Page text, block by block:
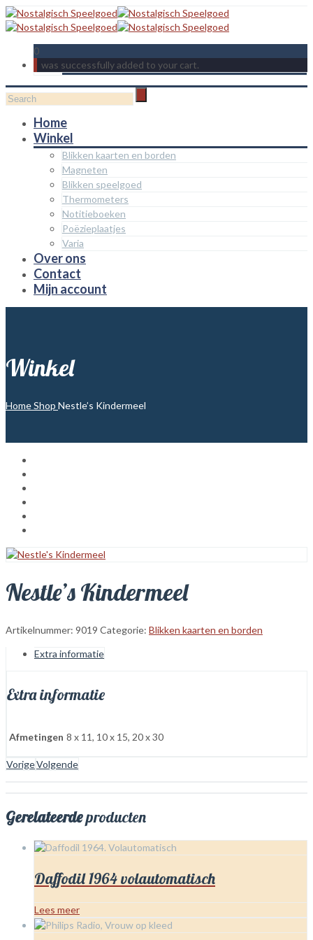
0
was successfully added to your cart.
Home
Winkel
Blikken kaarten en borden
Magneten
Blikken speelgoed
Thermometers
Notitieboeken
Poëzieplaatjes
Varia
Over ons
Contact
Mijn account
Winkel
HomeShop Nestle’s Kindermeel
Nestle’s Kindermeel
Artikelnummer: 9019 Categorie: Blikken kaarten en borden
Extra informatie
Extra informatie
Afmetingen 8 x 11, 10 x 15, 20 x 30
VorigeVolgende
Gerelateerdeproducten
Dit
heeft
meerdere
variaties.
Deze
optie
Daffodil 1964 volautomatisch
Lees meer
Dit